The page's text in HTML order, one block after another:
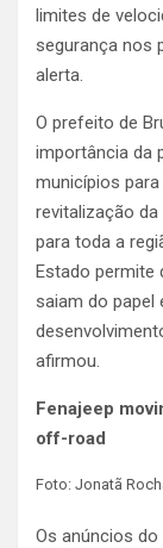
limites de
segurança nos
alerta.
O prefeito de
importância da
municípios
revitalização
para toda a
Estado permite
saiam do papel
afirmou.
Fenajeep
off-road
Foto: Jonatã
Os anúncios